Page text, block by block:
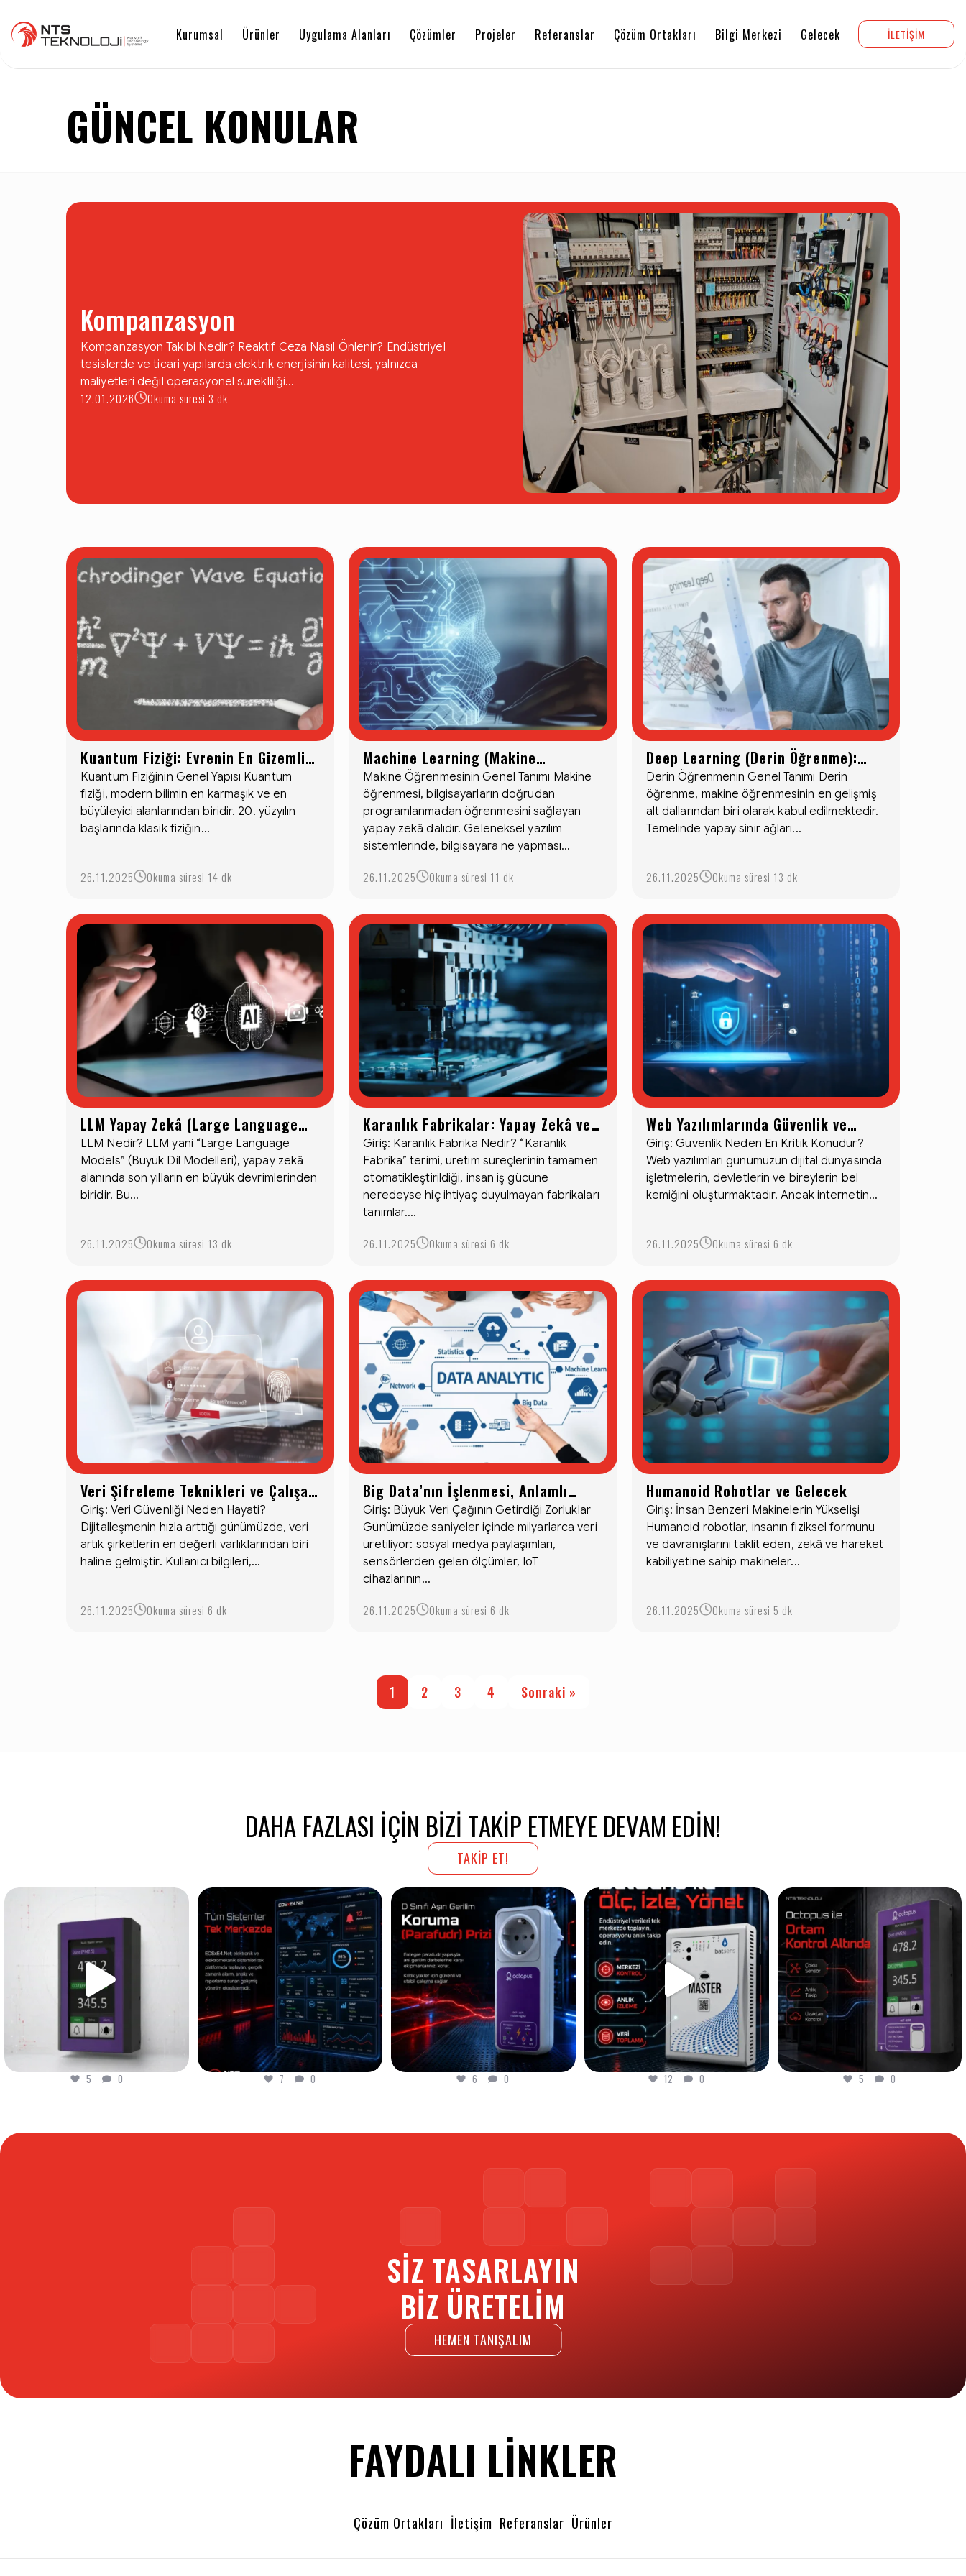
Kurumsal Ürünler Uygulama Alanları Çözümler Projeler Referanslar Çözüm Ortakları Bilgi Merkezi Gelecek İLETİŞİM
GÜNCEL KONULAR
Kompanzasyon
Kompanzasyon Takibi Nedir? Reaktif Ceza Nasıl Önlenir? Endüstriyel
tesislerde ve ticari yapılarda elektrik enerjisinin kalitesi, yalnızca
maliyetleri değil operasyonel sürekliliği...
12.01.2026 Okuma süresi 3 dk
Kuantum Fiziği: Evrenin En Gizemli
Dünyası
Kuantum Fiziğinin Genel Yapısı Kuantum
fiziği, modern bilimin en karmaşık ve en
büyüleyici alanlarından biridir. 20. yüzyılın
başlarında klasik fiziğin...
26.11.2025 Okuma süresi 14 dk
Machine Learning (Makine
Öğrenmesi): Geleceğin Akıllı
Teknolojisi
Makine Öğrenmesinin Genel Tanımı Makine
öğrenmesi, bilgisayarların doğrudan
programlanmadan öğrenmesini sağlayan
yapay zekâ dalıdır. Geleneksel yazılım
sistemlerinde, bilgisayara ne yapması...
26.11.2025 Okuma süresi 11 dk
Deep Learning (Derin Öğrenme):
Yapay Zekânın En Güçlü Silahı
Derin Öğrenmenin Genel Tanımı Derin
öğrenme, makine öğrenmesinin en gelişmiş
alt dallarından biri olarak kabul edilmektedir.
Temelinde yapay sinir ağları...
26.11.2025 Okuma süresi 13 dk
LLM Yapay Zekâ (Large Language
Models): Dilin, Verinin ve Bilginin
Gücü
LLM Nedir? LLM yani “Large Language
Models” (Büyük Dil Modelleri), yapay zekâ
alanında son yılların en büyük devrimlerinden
biridir. Bu...
26.11.2025 Okuma süresi 13 dk
Karanlık Fabrikalar: Yapay Zekâ ve
Otomasyonun En Yüksek Noktası
Giriş: Karanlık Fabrika Nedir? “Karanlık
Fabrika” terimi, üretim süreçlerinin tamamen
otomatikleştirildiği, insan iş gücüne
neredeyse hiç ihtiyaç duyulmayan fabrikaları
tanımlar....
26.11.2025 Okuma süresi 6 dk
Web Yazılımlarında Güvenlik ve
Dikkat Edilmesi Gereken Hususlar
Giriş: Güvenlik Neden En Kritik Konudur?
Web yazılımları günümüzün dijital dünyasında
işletmelerin, devletlerin ve bireylerin bel
kemiğini oluşturmaktadır. Ancak internetin...
26.11.2025 Okuma süresi 6 dk
Veri Şifreleme Teknikleri ve Çalışan
Verinin Korunması
Giriş: Veri Güvenliği Neden Hayati?
Dijitalleşmenin hızla arttığı günümüzde, veri
artık şirketlerin en değerli varlıklarından biri
haline gelmiştir. Kullanıcı bilgileri,...
26.11.2025 Okuma süresi 6 dk
Big Data’nın İşlenmesi, Anlamlı
Veriler ve Yapay Zekâ Desteği
Giriş: Büyük Veri Çağının Getirdiği Zorluklar
Günümüzde saniyeler içinde milyarlarca veri
üretiliyor: sosyal medya paylaşımları,
sensörlerden gelen ölçümler, IoT
cihazlarının...
26.11.2025 Okuma süresi 6 dk
Humanoid Robotlar ve Gelecek
Giriş: İnsan Benzeri Makinelerin Yükselişi
Humanoid robotlar, insanın fiziksel formunu
ve davranışlarını taklit eden, zekâ ve hareket
kabiliyetine sahip makineler...
26.11.2025 Okuma süresi 5 dk
1 2 3 4 Sonraki »
DAHA FAZLASI IÇIN BIZI TAKIP ETMEYE DEVAM EDIN!
TAKİP ET!
Ortam kontrol altında! Octopus Multi
Master Sensör...
7
7 0
Beklenmedik gerilim yükselmeleri
ekipmanlarınıza...
6 0
6 0
Bataryalarınızın gizli gücünü ortaya
çıkarmaya...
12 0
12 0
Octopus ile Ölç, İzle, Yönet! Endüstriyel
verileri ...
5 0
5 0
BatSens Master ile endüstriyel
verilerinizi tek...
8 0
8 0
SIZ TASARLAYIN
BIZ ÜRETELIM
HEMEN TANIŞALIM
FAYDALI LINKLER
Çözüm Ortakları İletişim Referanslar Ürünler